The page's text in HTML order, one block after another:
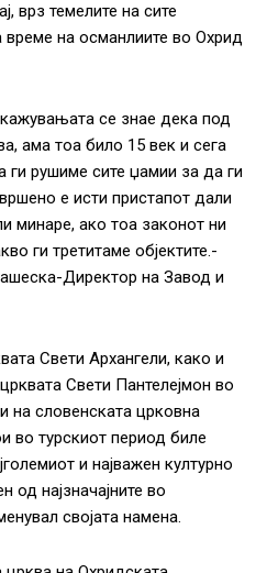
врз темелите на сите
време на османлиите во Охрид
се знае дека под
ама тоа било 15 век и сега
рушиме сите џамии за да ги
е исти пристапот дали
минаре, ако тоа законот ни
ги третитаме објектите.-
Дирeктор на Завод и
Свети Архангели, како и
Свети Пантелејмон во
на словенската црковна
во турскиот период биле
и најважен културно
од најзначајните во
својата намена.